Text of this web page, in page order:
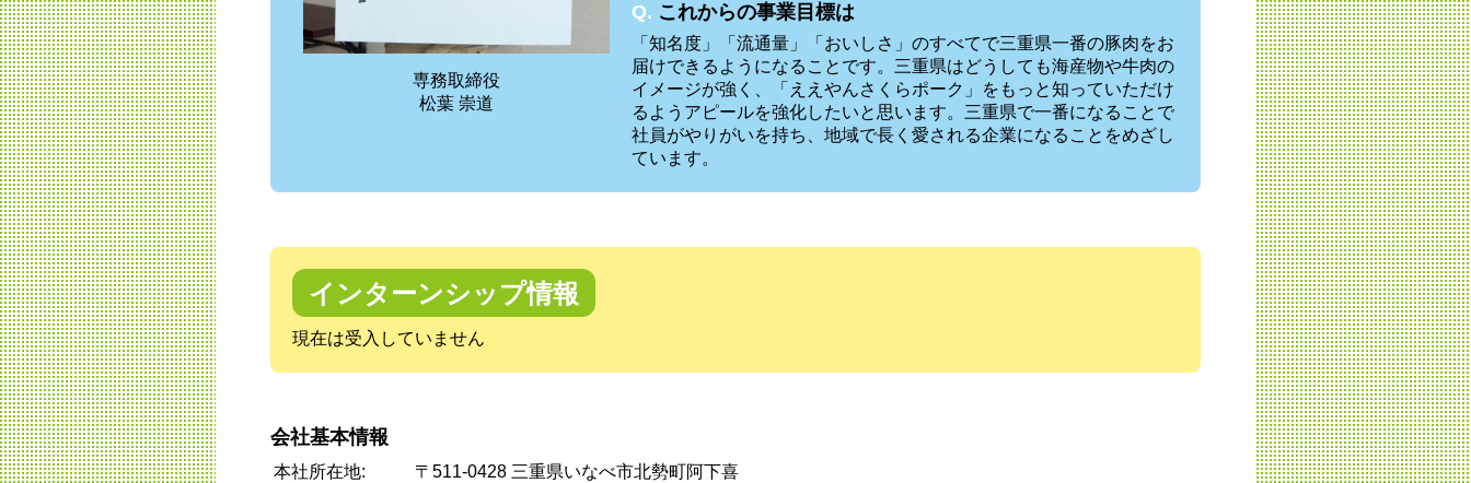
専務取締役
松葉 崇道
Q. これからの事業目標は
「知名度」「流通量」「おいしさ」のすべてで三重県一番の豚肉をお
届けできるようになることです。三重県はどうしても海産物や牛肉の
イメージが強く、「ええやんさくらポーク」をもっと知っていただけ
るようアピールを強化したいと思います。三重県で一番になることで
社員がやりがいを持ち、地域で長く愛される企業になることをめざし
ています。
インターンシップ情報
現在は受入していません
会社基本情報
本社所在地:
〒511-0428 三重県いなべ市北勢町阿下喜